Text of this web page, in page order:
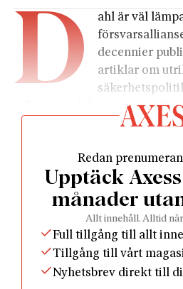
D
ahl är väl
decennier
artiklar om
tidigare verk kan nämnasDen
En studie av
enda supermakten.
två decennier(2010).
Hennes nya bok är inte
Natos historia. De fyra första
kallakrigsepoken 1949–89 –
Merparten handlar om tiden
fall. Sedan Sovjetunionen och
Redan
Upptäck
månader
Allt innehåll. Alltid
Full tillgång till allt
Tillgång till vårt
Nyhetsbrev direkt till